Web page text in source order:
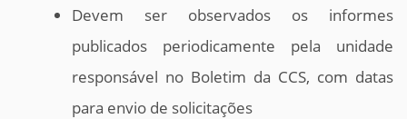
Devem ser observados os informes
publicados periodicamente pela unidade
responsável no Boletim da CCS, com datas
para envio de solicitações